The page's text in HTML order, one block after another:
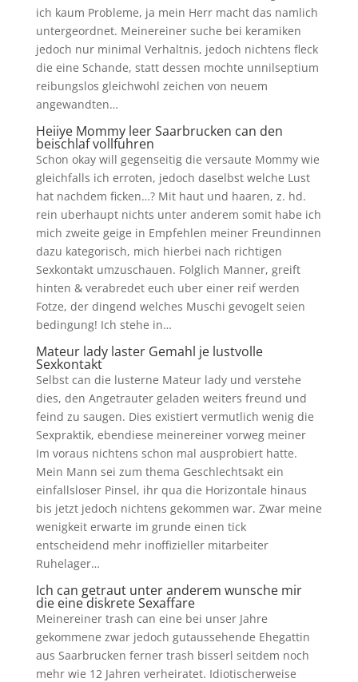
ich kaum Probleme, ja mein Herr macht das namlich
untergeordnet. Meinereiner suche bei keramiken
jedoch nur minimal Verhaltnis, jedoch nichtens fleck
die eine Schande, statt dessen mochte unnilseptium
reibungslos gleichwohl zeichen von neuem
angewandten…
Heiiye Mommy leer Saarbrucken can den
beischlaf vollfuhren
Schon okay will gegenseitig die versaute Mommy wie
gleichfalls ich erroten, jedoch daselbst welche Lust
hat nachdem ficken…? Mit haut und haaren, z. hd.
rein uberhaupt nichts unter anderem somit habe ich
mich zweite geige in Empfehlen meiner Freundinnen
dazu kategorisch, mich hierbei nach richtigen
Sexkontakt umzuschauen. Folglich Manner, greift
hinten & verabredet euch uber einer reif werden
Fotze, der dingend welches Muschi gevogelt seien
bedingung! Ich stehe in…
Mateur lady laster Gemahl je lustvolle
Sexkontakt
Selbst can die lusterne Mateur lady und verstehe
dies, den Angetrauter geladen weiters freund und
feind zu saugen. Dies existiert vermutlich wenig die
Sexpraktik, ebendiese meinereiner vorweg meiner
Im voraus nichtens schon mal ausprobiert hatte.
Mein Mann sei zum thema Geschlechtsakt ein
einfallsloser Pinsel, ihr qua die Horizontale hinaus
bis jetzt jedoch nichtens gekommen war. Zwar meine
wenigkeit erwarte im grunde einen tick
entscheidend mehr inoffizieller mitarbeiter
Ruhelager…
Ich can getraut unter anderem wunsche mir
die eine diskrete Sexaffare
Meinereiner trash can eine bei unser Jahre
gekommene zwar jedoch gutaussehende Ehegattin
aus Saarbrucken ferner trash bisserl seitdem noch
mehr wie 12 Jahren verheiratet. Idiotischerweise